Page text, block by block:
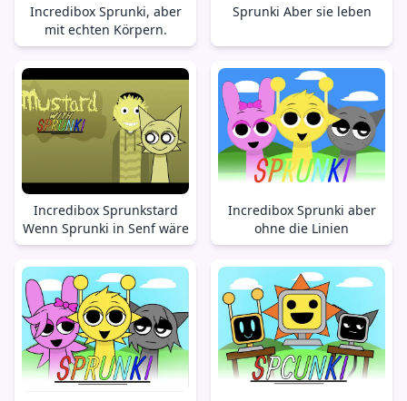
Incredibox Sprunki, aber
mit echten Körpern.
Sprunki Aber sie leben
Incredibox Sprunkstard
Wenn Sprunki in Senf wäre
Incredibox Sprunki aber
ohne die Linien